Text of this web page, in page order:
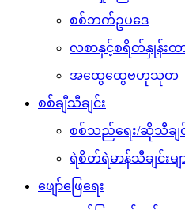
စစ်ဘက်ဥပဒေ
လစာနှင့်စရိတ်နှုန်းထ
အထွေထွေဗဟုသုတ
စစ်ချီသီချင်း
စစ်သည်ရေး/ဆိုသီချင်း
ရဲစိတ်ရဲမာန်သီချင်းမျ
ဖျော်ဖြေရေး